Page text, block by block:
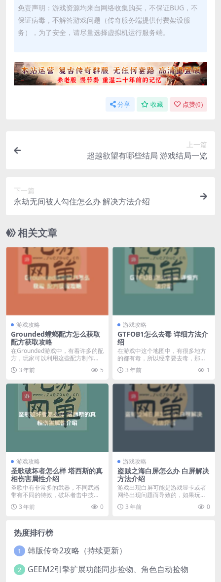
免责声明：游戏资源均来自网络收集购买，不保证BUG，不
保证病毒，不解答游戏问题（传奇服务端提供付费架设服
务），为了安全，请尽量选择虚拟机运行服务端。
分享 收藏 点赞(0)
上一篇
超越欲望有哪些结局 游戏结局一览
下一篇
永劫无间被人勾住怎么办 解决方法介绍
相关文章
游戏攻略
Grounded螳螂配方怎么获取
配方获取攻略
在Grounded游戏中，有着许多的配
方，玩家可以利用这些配方制作各
种道具，其中...
3 年前 5
游戏攻略
GTFOB1怎么去毒 详细方法介
绍
在游戏中这个地图中，有很多地方
的都有毒，所以经常要去毒，那么
GTFOB1怎么去毒...
3 年前 1
游戏攻略
圣歌破坏者怎么样 塔西斯的真
相伤害属性介绍
圣歌中有非常多的武器，不同武器
带有不同的特效，破坏者击中技能
状态下的敌人可以触发...
3 年前 0
游戏攻略
盗贼之海白屏怎么办 白屏解决
方法介绍
游戏出现白屏可能是游戏显卡或者
网络出现问题而导致的，如果玩家
们遇到此类问题可以怎...
3 年前 0
热度排行榜
1 韩版传奇2攻略（持续更新）
2 GEEM2引擎扩展功能同步捡物、角色自动捡物